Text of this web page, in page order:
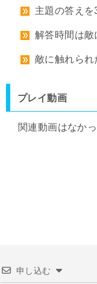
主題の答えを
解答時間は敵
敵に触れられ
プレイ動画
関連動画はなかっ
申し込む